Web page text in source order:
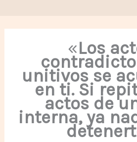
«Los
unitivos se
en ti. Si
actos de
interna, ya